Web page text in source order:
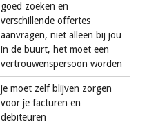
goed zoeken en
verschillende offertes
aanvragen, niet alleen bij jou
in de buurt, het moet een
vertrouwenspersoon worden
je moet zelf blijven zorgen
voor je facturen en
debiteuren